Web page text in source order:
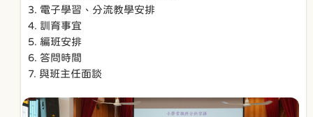
3. 電子學習、分流教學安排
4. 訓育事宜
5. 編班安排
6. 答問時間
7. 與班主任面談